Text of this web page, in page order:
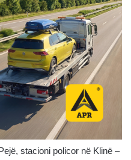
stacioni policor në Klinë –